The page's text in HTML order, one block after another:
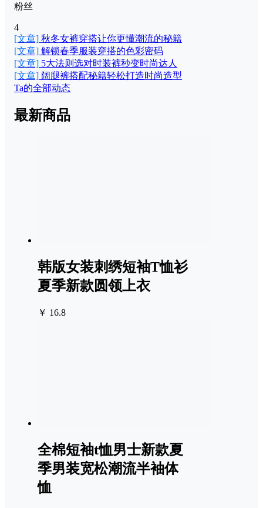
粉丝
4
[文章] 秋冬女裤穿搭让你更懂潮流的秘籍
[文章] 解锁春季服装穿搭的色彩密码
[文章] 5大法则选对时装裤秒变时尚达人
[文章] 阔腿裤搭配秘籍轻松打造时尚造型
Ta的全部动态
最新商品
韩版女装刺绣短袖T恤衫
夏季新款圆领上衣
￥ 16.8
全棉短袖t恤男士新款夏
季男装宽松潮流半袖体
恤